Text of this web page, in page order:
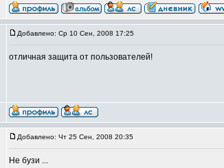
Добавлено: Ср 10 Сен, 2008 17:25
отличная защита от пользователей!
Добавлено: Чт 25 Сен, 2008 20:35
Не бузи ...